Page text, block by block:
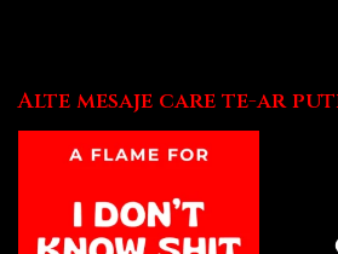
Alte mesaje care te-ar